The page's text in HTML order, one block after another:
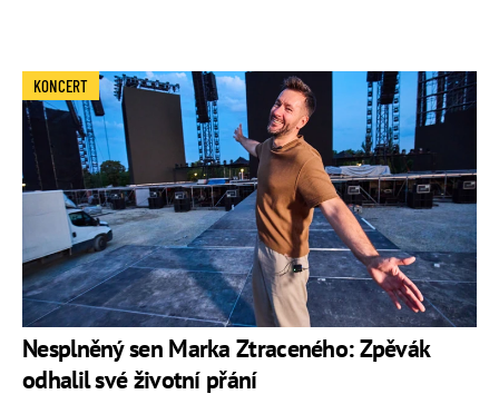
Nesplněný sen Marka Ztraceného: Zpěvák
odhalil své životní přání
KONCERT